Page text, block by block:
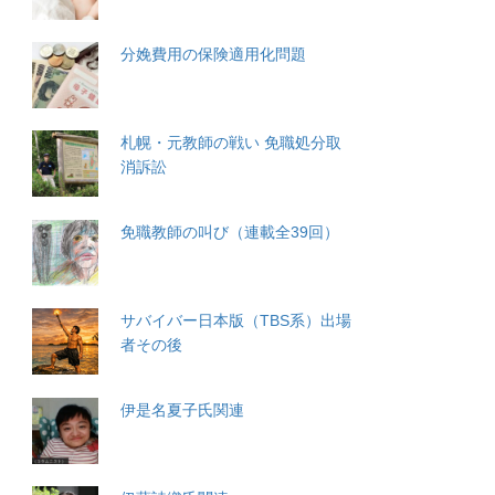
分娩費用の保険適用化問題
札幌・元教師の戦い 免職処分取
消訴訟
免職教師の叫び（連載全39回）
サバイバー日本版（TBS系）出場
者その後
伊是名夏子氏関連